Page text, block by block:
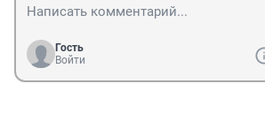
Гость
Войти